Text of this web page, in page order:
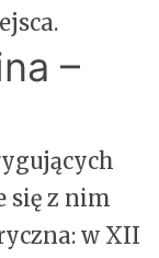
–
się z nim
w XII